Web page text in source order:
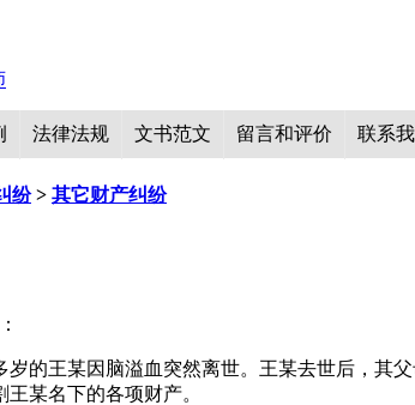
法律法规 文书范文 留言和评价 联系
纷> 其它财产纠纷
岁的王某因脑溢血突然离世。王某去世后，
某名下的各项财产。